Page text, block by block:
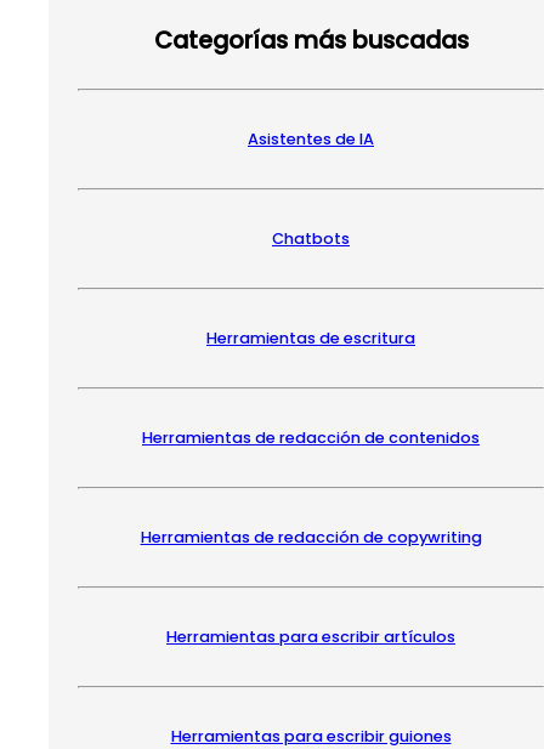
Categorías más buscadas
Asistentes de IA
Chatbots
Herramientas de escritura
Herramientas de redacción de contenidos
Herramientas de redacción de copywriting
Herramientas para escribir artículos
Herramientas para escribir guiones